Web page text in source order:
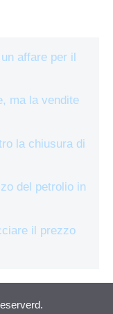
affare per il
ma la vendite
la chiusura di
del petrolio in
il prezzo